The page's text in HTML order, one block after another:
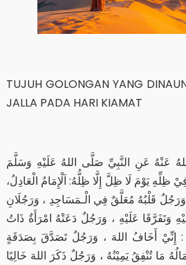
TUJUH GOLONGAN YANG
JALLA PADA HARI KIAMAT
عَنْهُ عَنِ النَّبِيِّ صَلَّى اللهُ عَلَيْهِ وَسَلَّمَ
ظِلِّهِ يَوْمَ لَا ظِلَّ إِلَّا ظِلُّهُ: اَلْإِمَامُ الْعَادِلُ،
وَرَجُلٌ قَلْبُهُ مُعَلَّقٌ فِي الْـمَسَاجِدِ ، وَرَجُلَانِ
وَتَفَرَّقَا عَلَيْهِ ، وَرَجُلٌ دَعَتْهُ امْرَأَةٌ ذَاتُ
أَخَافُ اللهَ ، وَرَجُلٌ تَصَدَّقَ بِصَدَقَةٍ
مَا تُنْفِقُ يَمِيْنُهُ ، وَرَجُلٌ ذَكَرَ اللهَ خَالِيًا